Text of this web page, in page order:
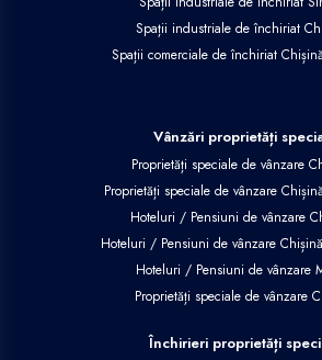
Spații industriale de închiriat
Spații comerciale de închiriat
Vânzări proprietăți
Proprietăți speciale de vânzare
Proprietăți speciale de vânzare
Hoteluri / Pensiuni de vânzare
Hoteluri / Pensiuni de vânzare
Hoteluri / Pensiuni de vânzare
Proprietăți speciale de vânzare
Închirieri proprietăți